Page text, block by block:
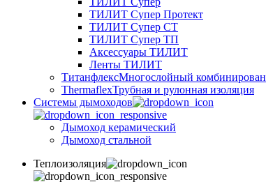
ТИЛИТ Супер Протект
ТИЛИТ Супер СТ
ТИЛИТ Супер ТП
Аксессуары ТИЛИТ
Ленты ТИЛИТ
ТитанфлексМногослойный
ThermaflexТрубная и рулонная изоляция
Cистемы дымоходов
Дымоход керамический
Дымоход стальной
Теплоизоляция